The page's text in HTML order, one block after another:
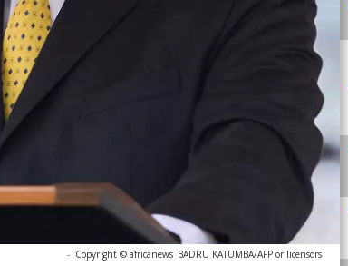
- Copyright © africanews BADRU KATUMBA/AFP or licensors